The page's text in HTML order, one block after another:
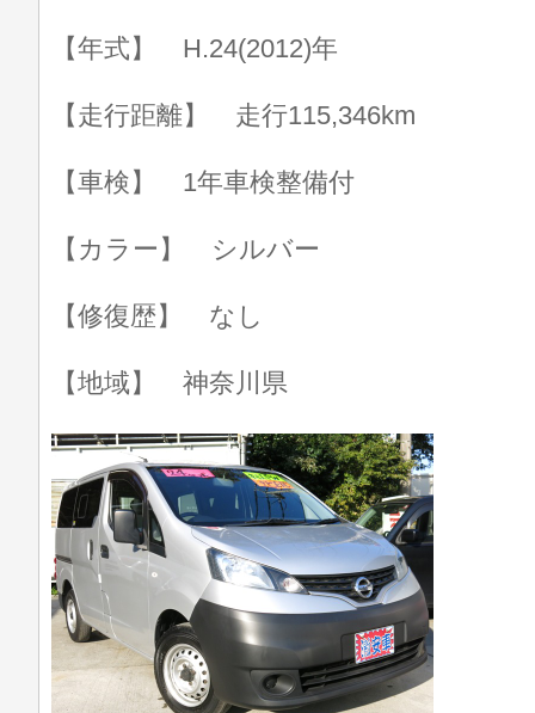
【年式】 H.24(2012)年
【走行距離】 走行115,346km
【車検】 1年車検整備付
【カラー】 シルバー
【修復歴】 なし
【地域】 神奈川県